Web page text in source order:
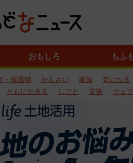
おもしろ もふ
・保護猫 かんさい 家族 気になる
ともに生きる しごと 災害 ウェ